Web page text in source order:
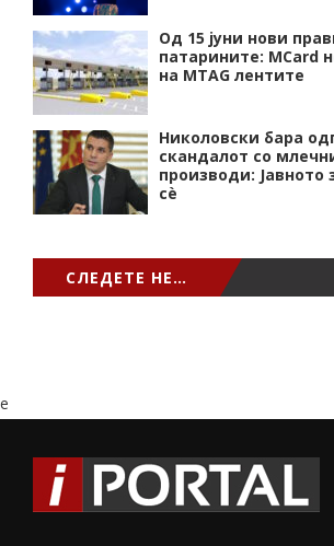
Од 15 јуни нови
патарините: MCard
на MTAG лентите
Николовски бара
скандалот со
производи: Јавното
сѐ
СЛЕДЕТЕ НЕ…
e